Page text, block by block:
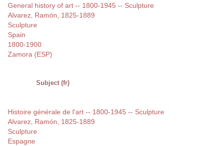
General history of art -- 1800-1945 -- Sculpture
Alvarez, Ramón, 1825-1889
Sculpture
Spain
1800-1900
Zamora (ESP)
Subject (fr)
Histoire générale de l'art -- 1800-1945 -- Sculpture
Alvarez, Ramón, 1825-1889
Sculpture
Espagne